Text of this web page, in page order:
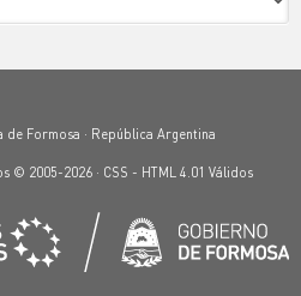
Formosa · República Argentina
© 2005-2026 · CSS - HTML 4.01 Válidos